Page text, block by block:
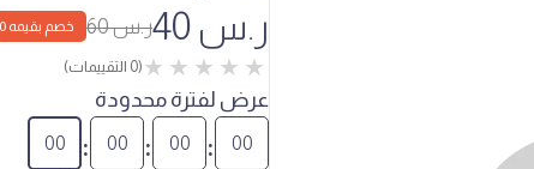
ر.س 40 ر.س 60 خصم بقيمه 40%
(0 التقييمات)
عرض لفترة محدودة
00
:
00
:
00
:
00